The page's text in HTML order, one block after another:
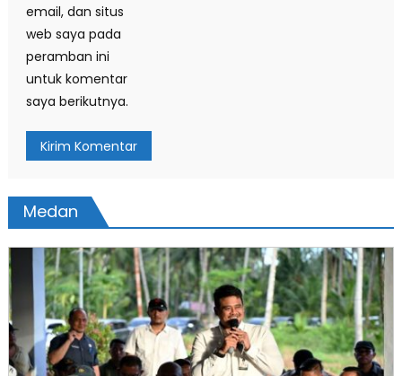
email, dan situs
web saya pada
peramban ini
untuk komentar
saya berikutnya.
Medan